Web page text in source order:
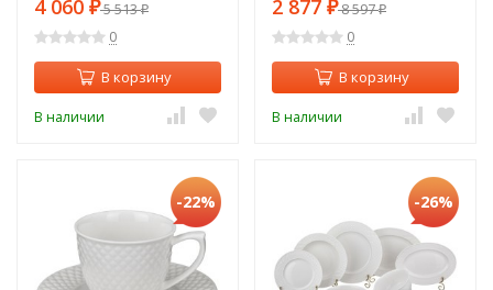
4 060 ₽5 513₽
0
В корзину
В наличии
2 877 ₽8 597₽
0
В корзину
В наличии
-22% -26%